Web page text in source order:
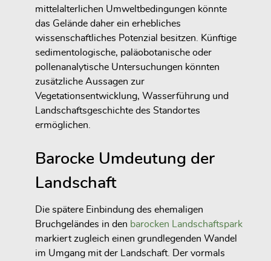
mittelalterlichen Umweltbedingungen könnte
das Gelände daher ein erhebliches
wissenschaftliches Potenzial besitzen. Künftige
sedimentologische, paläobotanische oder
pollenanalytische Untersuchungen könnten
zusätzliche Aussagen zur
Vegetationsentwicklung, Wasserführung und
Landschaftsgeschichte des Standortes
ermöglichen.
Barocke Umdeutung der
Landschaft
Die spätere Einbindung des ehemaligen
Bruchgeländes in den barocken Landschaftspark
markiert zugleich einen grundlegenden Wandel
im Umgang mit der Landschaft. Der vormals